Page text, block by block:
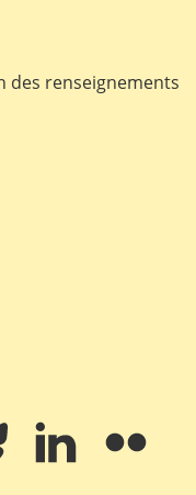
des renseignements